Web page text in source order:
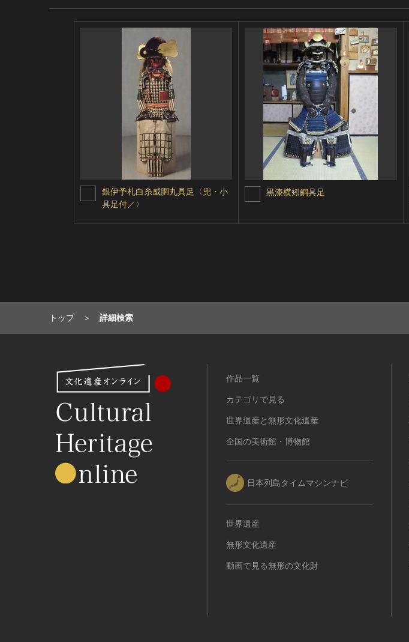
銀伊予札白糸威胴丸具足〈兜・小
具足付／〉
黒漆横矧銅具足
トップ 詳細検索
作品一覧
カテゴリで見る
世界遺産と無形文化遺産
全国の美術館・博物館
日本列島タイムマシンナビ
世界遺産
無形文化遺産
動画で見る無形の文化財